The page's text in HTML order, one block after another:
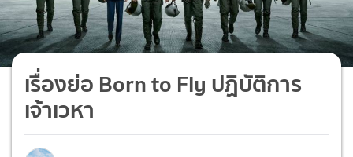
เรื่องย่อ Born to Fly ปฏิบัติการ
เจ้าเวหา